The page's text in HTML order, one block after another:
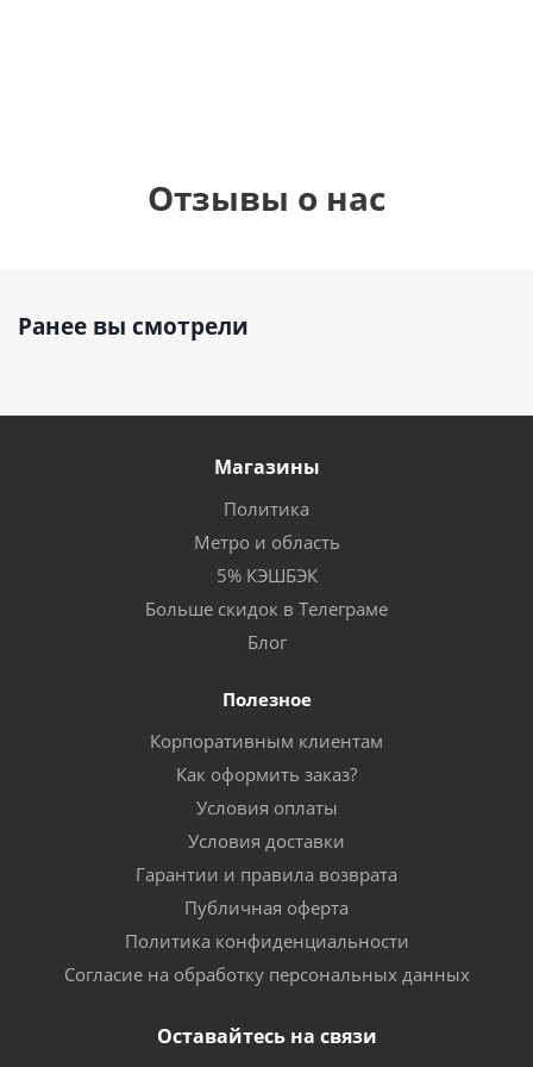
Отзывы о нас
Ранее вы смотрели
Магазины
Политика
Метро и область
5% КЭШБЭК
Больше скидок в Телеграме
Блог
Полезное
Корпоративным клиентам
Как оформить заказ?
Условия оплаты
Условия доставки
Гарантии и правила возврата
Публичная оферта
Политика конфиденциальности
Согласие на обработку персональных данных
Оставайтесь на связи